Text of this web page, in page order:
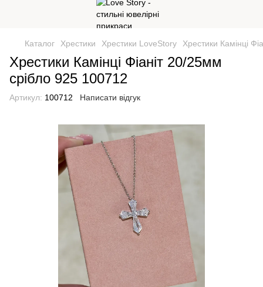
Каталог Хрестики Хрестики LoveStory Хрестики Камінці
Хрестики Камінці Фіаніт 20/25мм
срібло 925 100712
Артикул: 100712 Написати відгук